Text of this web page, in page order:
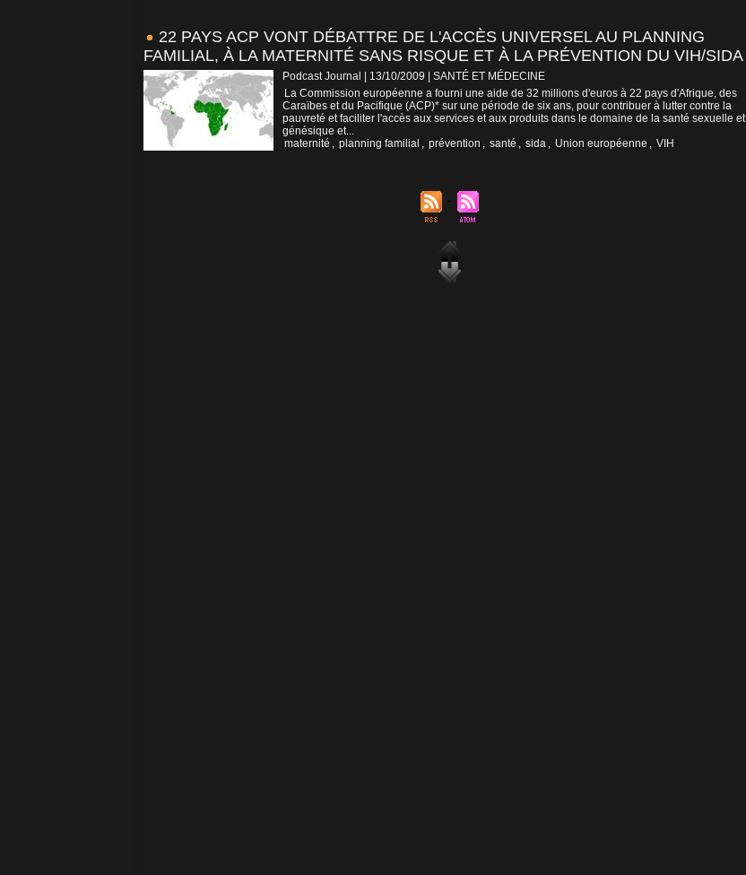
22 PAYS ACP VONT DÉBATTRE DE L'ACCÈS UNIVERSEL AU PLANNING
FAMILIAL, À LA MATERNITÉ SANS RISQUE ET À LA PRÉVENTION DU VIH/SIDA
Podcast Journal | 13/10/2009
SANTÉ ET MÉDECINE
La Commission européenne a fourni une aide de 32 millions d'euros à 22 pays d'Afrique, des
Caraïbes et du Pacifique (ACP)* sur une période de six ans, pour contribuer à lutter contre la
pauvreté et faciliter l'accès aux services et aux produits dans le domaine de la santé sexuelle et
génésique et...
maternité , planning familial , prévention , santé , sida , Union européenne , VIH